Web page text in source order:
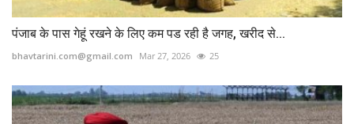
पंजाब के पास गेहूं रखने के लिए कम पड रही है जगह, खरीद से...
bhavtarini.com@gmail.com Mar 27, 2026 25